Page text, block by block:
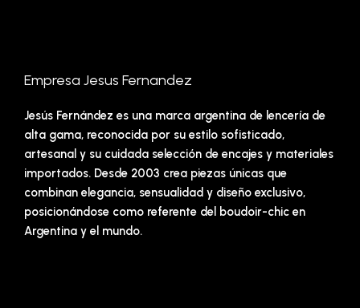
Empresa Jesus Fernandez
Jesús Fernández es una marca argentina de lencería de
alta gama, reconocida por su estilo sofisticado,
artesanal y su cuidada selección de encajes y materiales
importados. Desde 2003 crea piezas únicas que
combinan elegancia, sensualidad y diseño exclusivo,
posicionándose como referente del boudoir-chic en
Argentina y el mundo.